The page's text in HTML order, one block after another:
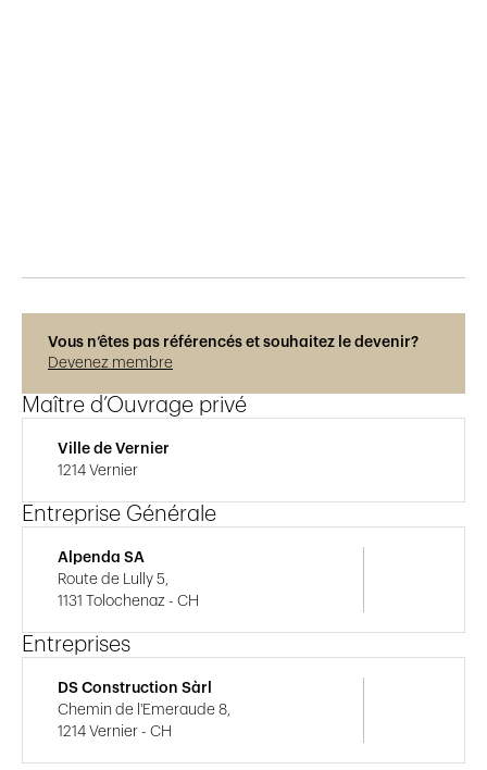
Vous n’êtes pas référencés et souhaitez le devenir?
Devenez membre
Maître d’Ouvrage privé
Ville de Vernier
1214 Vernier
Entreprise Générale
Alpenda SA
Route de Lully 5,
1131 Tolochenaz - CH
Entreprises
DS Construction Sàrl
Chemin de l'Emeraude 8,
1214 Vernier - CH